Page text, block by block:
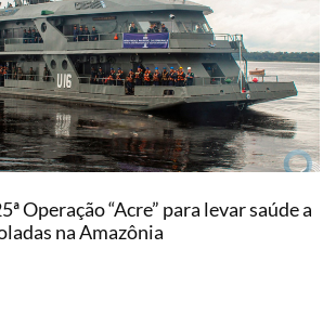
Operação “Acre” para levar saúde a
na Amazônia